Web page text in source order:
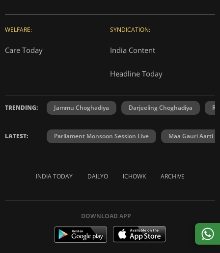
WELFARE:
Care Today
SYNDICATION:
India Content
Headline Today
TRENDING: Jammu Choghadiya Darjeeling Choghadiya
LATEST: Parliament Monsoon Session Live Maa Gauri Aarti
INDIA TODAY DAILYO ICHOWK ARCHIVE
DOWNLOAD APP